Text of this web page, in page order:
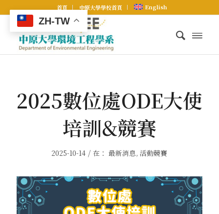
首頁 中原大學學校首頁 English
2025數位處ODE大使
培訓&競賽
2025-10-14 / 在：最新消息,活動競賽
ZH-TW